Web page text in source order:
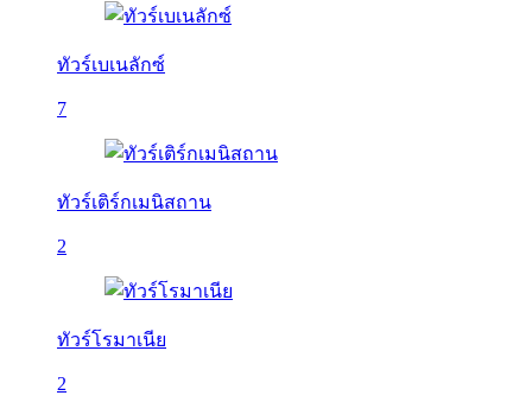
ทัวร์เบเนลักซ์
7
ทัวร์เติร์กเมนิสถาน
2
ทัวร์โรมาเนีย
2